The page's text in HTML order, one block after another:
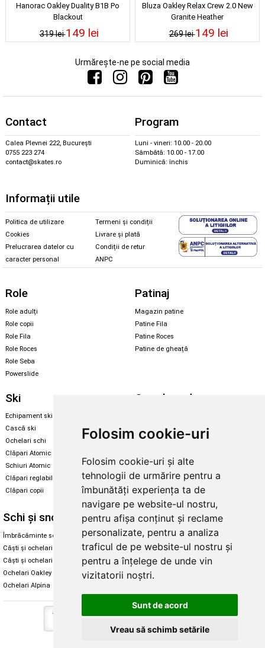
Folosim cookie-uri
Folosim cookie-uri și alte
tehnologii de urmărire pentru a
îmbunătăți experiența ta de
navigare pe website-ul nostru,
pentru afișa conținut și reclame
personalizate, pentru a analiza
traficul de pe website-ul nostru și
pentru a înțelege de unde vin
vizitatorii noștri.
Sunt de acord
Vreau să schimb setările
Hanorac Oakley Duality B1B Po
Blackout
319 lei149 lei
Bluza Oakley Relax Crew 2.0 New
Granite Heather
269 lei149 lei
Urmărește-ne pe social media
Contact
Calea Plevnei 222, București
0755 223 274
contact@skates.ro
Program
Luni - vineri: 10.00 - 20.00
Sâmbătă: 10.00 - 17.00
Duminică: închis
Informații utile
Politica de utilizare
Cookies
Prelucrarea datelor cu
caracter personal
Termeni și condiții
Livrare și plată
Condiții de retur
ANPC
Role
Role adulți
Role copii
Role Fila
Role Roces
Role Seba
Powerslide
Patinaj
Magazin patine
Patine Fila
Patine Roces
Patine de gheață
Ski
Echipament ski
Cască ski
Ochelari schi
Clăpari Atomic
Schiuri Atomic
Clăpari reglabili
Clăpari copii
Snowboard
Echipament snowboard
Legături Rome SDS
Skate & longboard
Enuff Skateboards
Schi și snowboard
Îmbrăcăminte schi și snowboard
Căști și ochelari de iarnă
Căști și ochelari Alpina
Ochelari Oakley
Ochelari Alpina
Diverse
Cum aleg rolele
Cum aleg ochelarii
Ochelari de soare Oakley
Ochelari de soare Alpina